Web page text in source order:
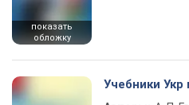
показать
обложку
Учебники Укр